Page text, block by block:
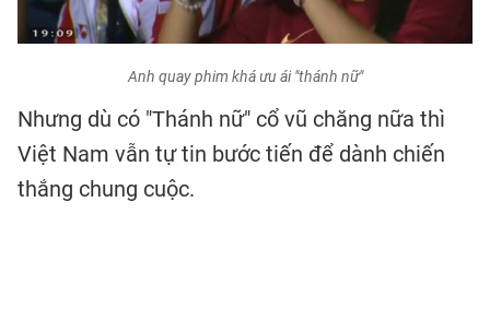
Anh quay phim khá ưu ái "thánh nữ"
Nhưng dù có "Thánh nữ" cổ vũ chăng nữa thì
Việt Nam vẫn tự tin bước tiến để dành chiến
thắng chung cuộc.